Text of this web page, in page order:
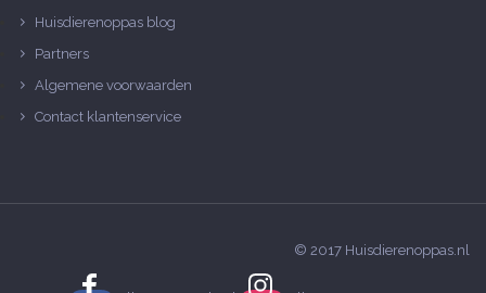
Huisdierenoppas blog
Partners
Algemene voorwaarden
Contact klantenservice
© 2017 Huisdierenoppas.nl